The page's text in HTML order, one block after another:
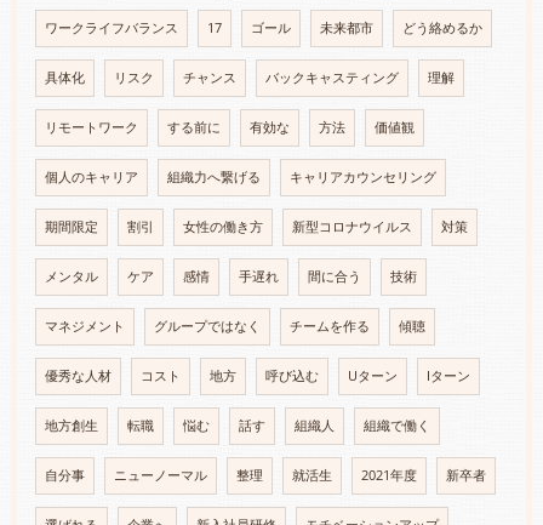
ワークライフバランス 17 ゴール 未来都市 どう絡めるか
具体化 リスク チャンス バックキャスティング 理解
リモートワーク する前に 有効な 方法 価値観
個人のキャリア 組織力へ繋げる キャリアカウンセリング
期間限定 割引 女性の働き方 新型コロナウイルス 対策
メンタル ケア 感情 手遅れ 間に合う 技術
マネジメント グループではなく チームを作る 傾聴
優秀な人材 コスト 地方 呼び込む Uターン Iターン
地方創生 転職 悩む 話す 組織人 組織で働く
自分事 ニューノーマル 整理 就活生 2021年度 新卒者